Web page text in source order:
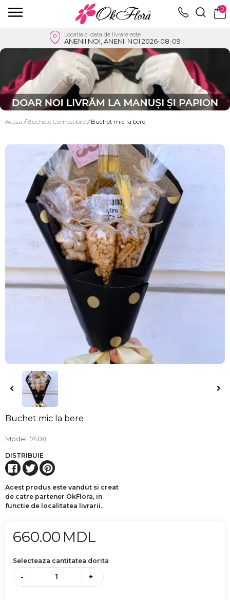
0
Locatia si data de livrare este
ANENII NOI, ANENII NOI 2026-08-09
Acasa / Buchete Comestibile / Buchet mic la bere
Buchet mic la bere
Model 7408
DISTRIBUIE
Acest produs este vandut si creat
de catre partener OkFlora, in
functie de localitatea livrarii.
660.00 MDL
Selecteaza cantitatea dorita
- +